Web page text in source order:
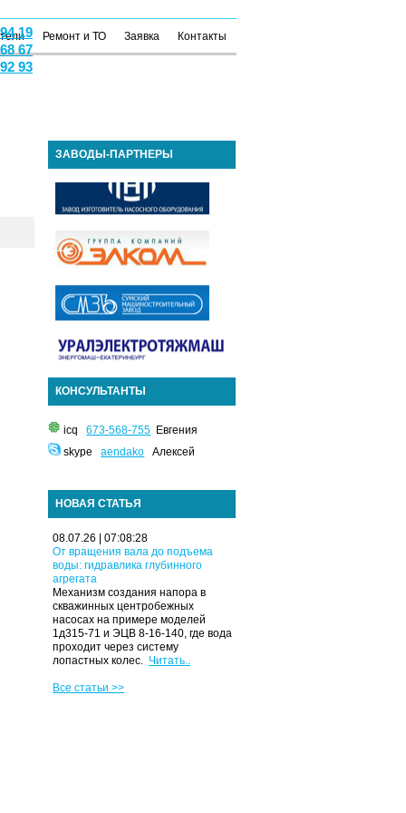
19
67
93
Ремонт и ТО Заявка Контакты
ЗАВОДЫ-ПАРТНЕРЫ
КОНСУЛЬТАНТЫ
icq673-568-755 Евгения
skypeaendako Алексей
НОВАЯ СТАТЬЯ
08.07.26 | 07:08:28
От вращения вала до подъема
воды: гидравлика глубинного
агрегата
Механизм создания напора в
скважинных центробежных
насосах на примере моделей
1д315-71 и ЭЦВ 8-16-140, где вода
проходит через систему
лопастных колес. Читать..
Все статьи >>